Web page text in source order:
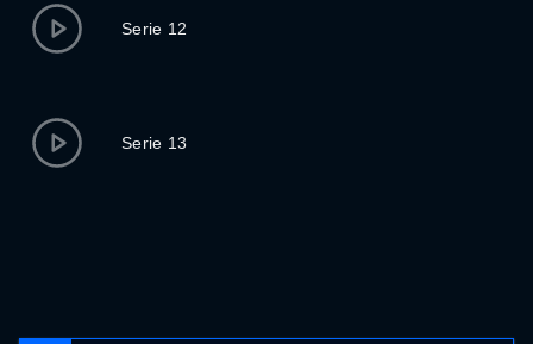
Serie 12
Serie 13